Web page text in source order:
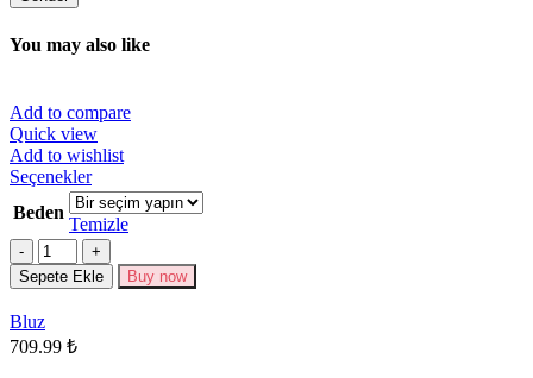
You may also like
Add to compare
Quick view
Add to wishlist
SeçeneklerBu
ürünün
birden
fazla
varyasyonu
var.
Beden
Temizle
Miktar
Sepete Ekle Buy now
Bluz
709.99 ₺